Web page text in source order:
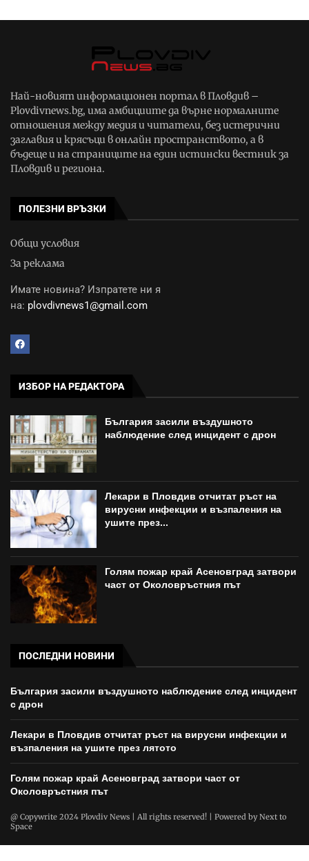
Най-новият информационен портал в Пловдив –
Plovdivnews.bg, има амбициите да върне нормалните
отношения между медия и читатели, без истерични
заглавия и крясъци в онлайн пространството, а в
бъдеще и на страниците на един истински вестник за
Пловдив и региона.
ПОЛЕЗНИ ВРЪЗКИ
Общи условия
За реклама
Имате новина? Изпратете ни я
на: plovdivnews1@gmail.com
ИЗБОР НА РЕДАКТОРА
България засили въздушното
наблюдение след инцидент с дрон
Лекари в Пловдив отчитат ръст на
вирусни инфекции и възпаления на
ушите през...
Голям пожар край Асеновград затвори
част от Околовръстния път
ПОСЛЕДНИ НОВИНИ
България засили въздушното наблюдение след инцидент
с дрон
Лекари в Пловдив отчитат ръст на вирусни инфекции и
възпаления на ушите през лятото
Голям пожар край Асеновград затвори част от
Околовръстния път
@ Copywrite 2024 Plovdiv News | All rights reserved! | Powered byNext to
Space